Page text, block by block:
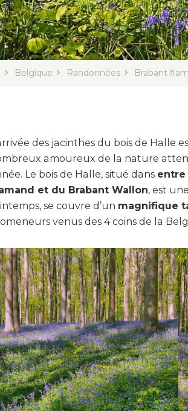
Belgique Randonnées Brabant
des jacinthes du bois de Halle
amoureux de la nature
Le bois de Halle, situé dans entre
et du Brabant Wallon, est
se couvre d’un magnifique
venus des 4 coins de la